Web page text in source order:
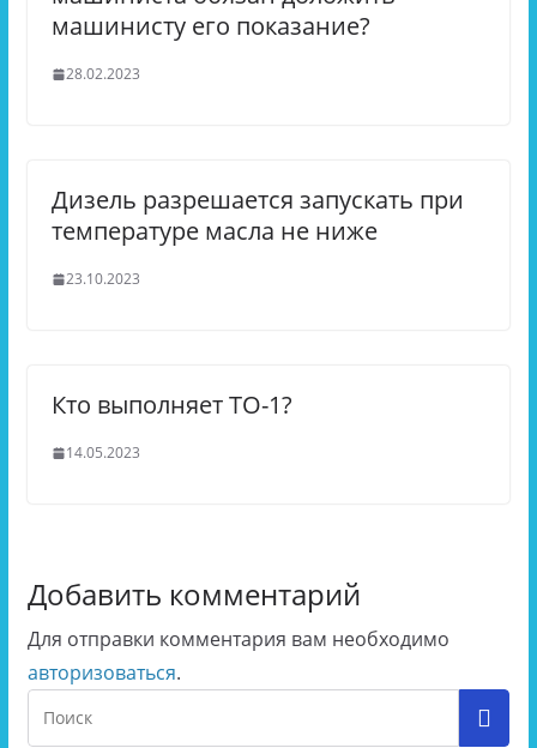
машинисту его показание?
28.02.2023
Дизель разрешается запускать при
температуре масла не ниже
23.10.2023
Кто выполняет ТО-1?
14.05.2023
Добавить комментарий
Для отправки комментария вам необходимо
авторизоваться.